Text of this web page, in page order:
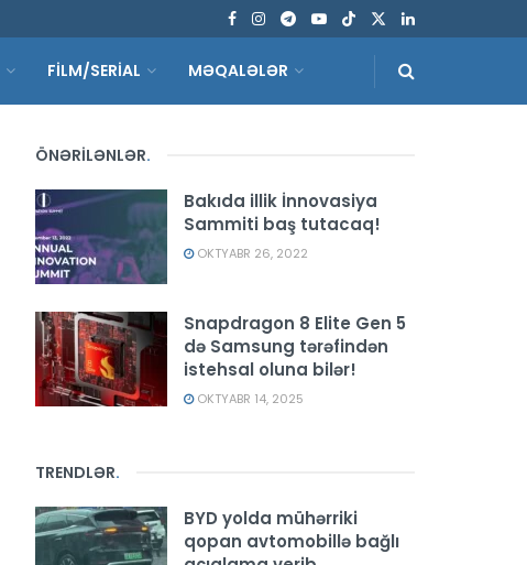
FİLM/SERİAL MƏQALƏLƏR
ÖNƏRİLƏNLƏR.
Bakıda illik İnnovasiya
Sammiti baş tutacaq!
OKTYABR 26, 2022
Snapdragon 8 Elite Gen 5
də Samsung tərəfindən
istehsal oluna bilər!
OKTYABR 14, 2025
TRENDLƏR.
BYD yolda mühərriki
qopan avtomobillə bağlı